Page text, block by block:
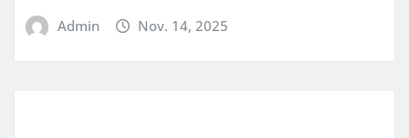
Admin Nov. 14, 2025